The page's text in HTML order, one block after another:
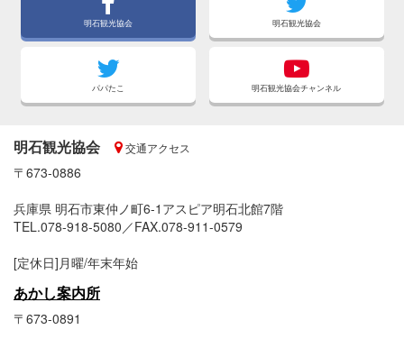
明石観光協会 明石観光協会
パパたこ 明石観光協会チャンネル
明石観光協会 交通アクセス
〒673-0886
兵庫県 明石市東仲ノ町6-1アスピア明石北館7階
TEL.078-918-5080／FAX.078-911-0579
[定休日]月曜/年末年始
あかし案内所
〒673-0891